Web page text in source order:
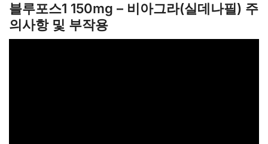
블루포스1 150mg – 비아그라(실데나필) 주
의사항 및 부작용